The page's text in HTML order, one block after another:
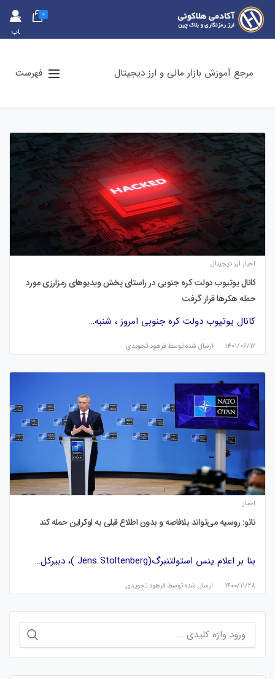
حس
اب
0
مرجع آموزش بازار مالی و ارز دیجیتال فهرست
اخبار ارز دیجیتال
کانال یوتیوب دولت کره جنوبی در راستای پخش ویدیوهای رمزارزی مورد
حمله هکرها قرار گرفت
کانال یوتیوب دولت کره جنوبی امروز ، شنبه…
۱۴۰۱/۰۶/۱۲ ارسال شده توسط فرهود تجویدی
اخبار
ناتو: روسیه می‌تواند بلافاصه و بدون اطلاع قبلی به اوکراین حمله کند
بنا بر اعلام ینس استولتنبرگ(Jens Stoltenberg )، دبیرکل…
۱۴۰۰/۱۱/۲۸ ارسال شده توسط فرهود تجویدی
برای: